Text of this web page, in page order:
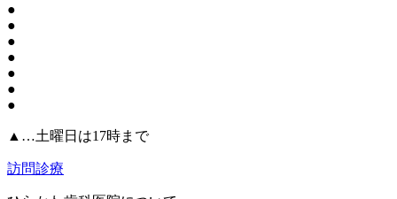
●
●
●
●
●
●
●
▲…土曜日は17時まで
訪問診療